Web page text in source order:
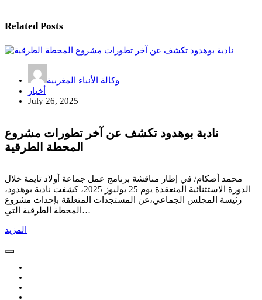
Related Posts
وكالة الأنباء المغربية
أخبار
July 26, 2025
نادية بوهدود تكشف عن آخر تطورات مشروع
المحطة الطرقية
محمد أصكام/ في إطار مناقشة برنامج عمل جماعة أولاد تايمة خلال
الدورة الاستثنائية المنعقدة يوم 25 يوليوز 2025، كشفت نادية بوهدود،
رئيسة المجلس الجماعي،عن المستجدات المتعلقة بإحداث مشروع
المحطة الطرقية التي…
المزيد